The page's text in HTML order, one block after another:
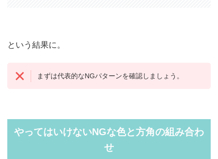
という結果に。
まずは代表的なNGパターンを確認しましょう。
やってはいけないNGな色と方角の組み合わ
せ